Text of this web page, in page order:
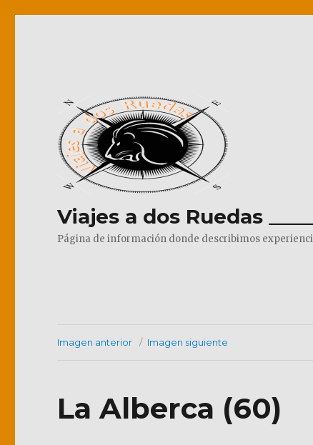
Viajes a dos Ruedas
Página de información donde describimos
Imagen anterior Imagen siguiente
La Alberca (60)